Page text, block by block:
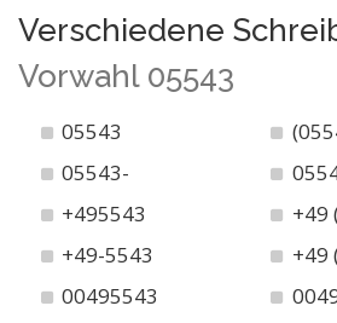
Verschiedene
Vorwahl 05543
05543
05543-
+495543
+49
+49-5543
+49
00495543